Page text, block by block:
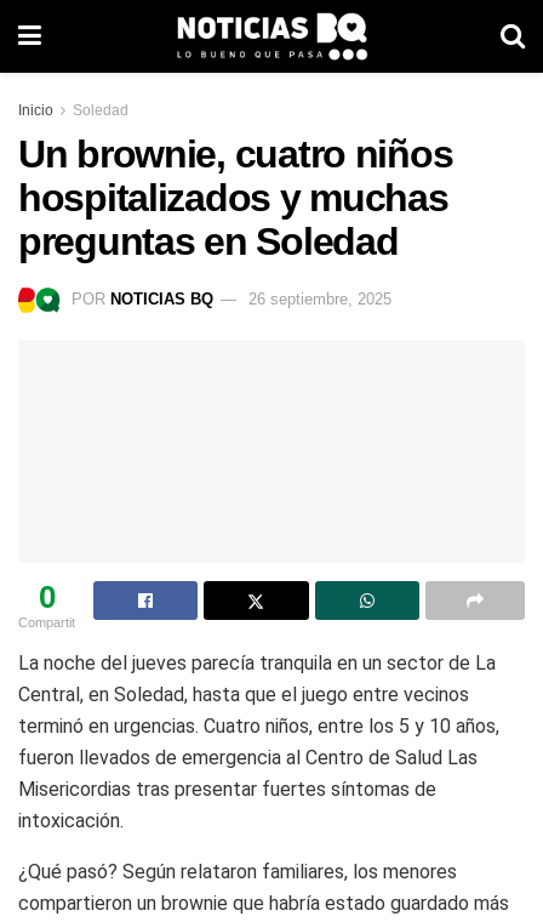
Inicio Soledad
Un brownie, cuatro niños
hospitalizados y muchas
preguntas en Soledad
POR NOTICIAS BQ 26 septiembre, 2025
0
Compartit
La noche del jueves parecía tranquila en un sector de La
Central, en Soledad, hasta que el juego entre vecinos
terminó en urgencias. Cuatro niños, entre los 5 y 10 años,
fueron llevados de emergencia al Centro de Salud Las
Misericordias tras presentar fuertes síntomas de
intoxicación.
¿Qué pasó? Según relataron familiares, los menores
compartieron un brownie que habría estado guardado más